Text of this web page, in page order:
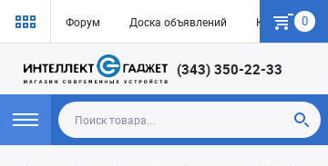
Форум Доска объявлений Как купить
0
(343) 350-22-33